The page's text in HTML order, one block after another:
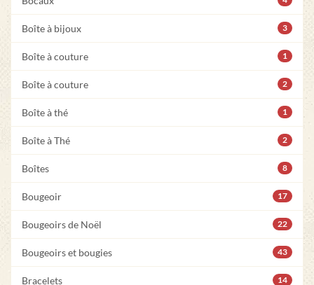
Boîte à bijoux 3
Boîte à couture 1
Boîte à couture 2
Boîte à thé 1
Boîte à Thé 2
Boîtes 8
Bougeoir 17
Bougeoirs de Noël 22
Bougeoirs et bougies 43
Bracelets 14